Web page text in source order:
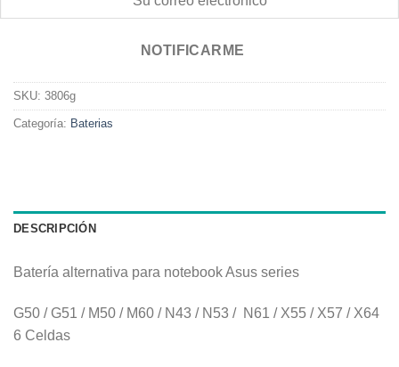
NOTIFICARME
SKU: 3806g
Categoría: Baterias
DESCRIPCIÓN
Batería alternativa para notebook Asus series
G50 / G51 / M50 / M60 / N43 / N53 / N61 / X55 / X57 / X64
6 Celdas